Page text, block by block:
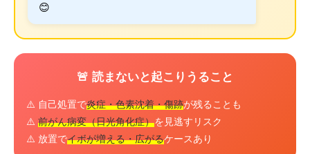
😊
🚨 読まないと起こりうること
⚠️ 自己処置で炎症・色素沈着・傷跡が残ることも
⚠️ 前がん病変（日光角化症）を見逃すリスク
⚠️ 放置でイボが増える・広がるケースあり